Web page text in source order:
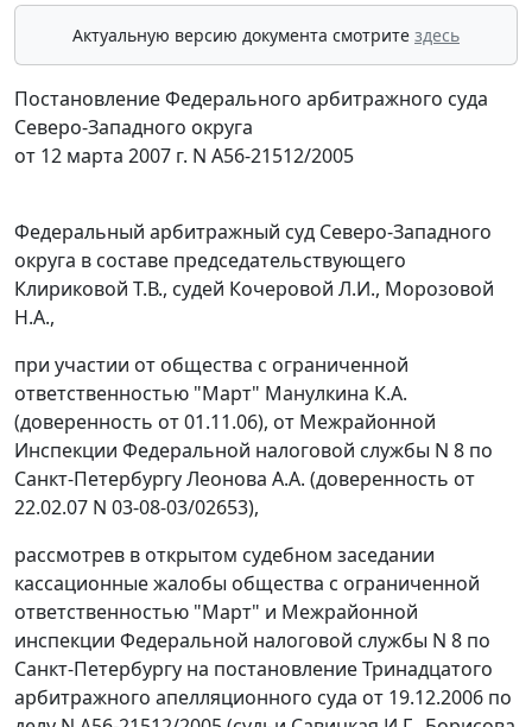
Актуальную версию документа смотрите здесь
Постановление Федерального арбитражного суда
Северо-Западного округа
от 12 марта 2007 г. N А56-21512/2005
Федеральный арбитражный суд Северо-Западного
округа в составе председательствующего
Клириковой Т.В., судей Кочеровой Л.И., Морозовой
Н.А.,
при участии от общества с ограниченной
ответственностью "Март" Манулкина К.А.
(доверенность от 01.11.06), от Межрайонной
Инспекции Федеральной налоговой службы N 8 по
Санкт-Петербургу Леонова А.А. (доверенность от
22.02.07 N 03-08-03/02653),
рассмотрев в открытом судебном заседании
кассационные жалобы общества с ограниченной
ответственностью "Март" и Межрайонной
инспекции Федеральной налоговой службы N 8 по
Санкт-Петербургу на постановление Тринадцатого
арбитражного апелляционного суда от 19.12.2006 по